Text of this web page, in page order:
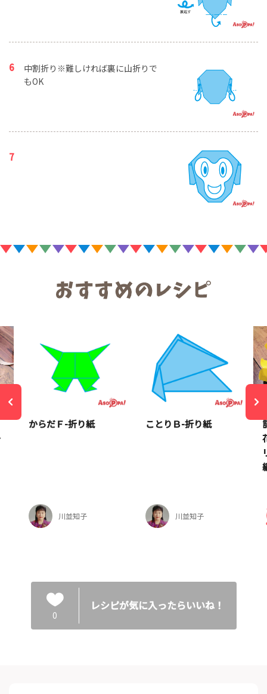
中割折り※難しければ裏に山折りで
もOK
からだＦ-折り紙
川並知子
ことりＢ-折り紙
川並知子
0
レシピが気に入ったらいいね！